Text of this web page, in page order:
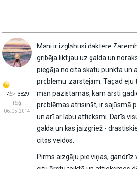
L..
3829
Reģ:
06.05.2014
Mani ir izglābusi daktere
gribēja likt jau uz galda un
piegāja no cita skatu punkta un
problēmu izārstējām. Tagad eju
man pazīstamās, kam ārsti
problēmas atrisināt, ir sajūsmā
un arī ar labu attieksmi. Darīs
galda un kas jāizgriež -
citos veidos.
Pirms aizgāju pie viņas, gandrīz